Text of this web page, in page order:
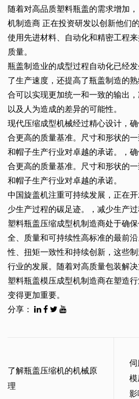
随着对高品质塑料瓶盖的需求增加，
机制造商 正在投资研发以创新他们
使用先进材料、自动化和精密工程
质量。
瓶盖制造业的成型过程自动化已经
了生产速度，还提高了瓶盖制造的
合可以实现更加统一和一致的输出
以及人为造成的差异的可能性。
现代压缩成型机械经过精心设计，
合更高的质量基准。尺寸和形状的
和帽子生产行业对卓越的承诺。，
合更高的质量基准。尺寸和形状的
和帽子生产行业对卓越的承诺。
中国旋盖机注重可持续发展，正在
少生产过程的碳足迹。，减少生产过
塑料瓶盖压缩成型机制造商处于确
全、质量和可持续性高标准的最前
性、扭矩一致性和持续创新，这些
行业的发展。随着对高质量包装解
塑料瓶盖模压成型机制造商在塑造
变得更加重要。
分享：
了解瓶盖压缩机的机械原
理
影